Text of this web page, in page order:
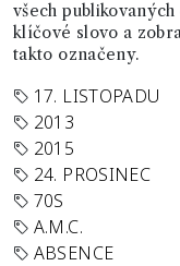
všech
klíčové slovo a
takto označeny.
17. LISTOPADU
2013
2015
24. PROSINEC
70S
A.M.C.
ABSENCE